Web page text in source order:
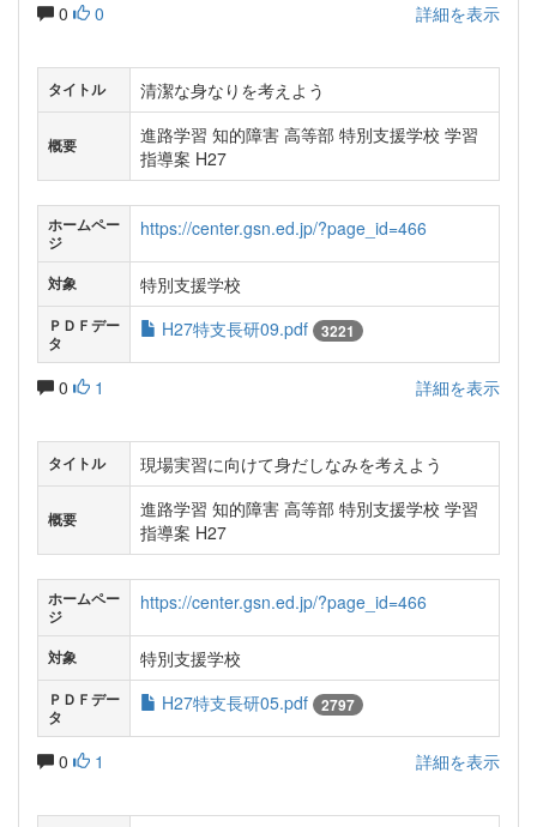
0 0 詳細を表示
タイトル 清潔な身なりを考えよう
概要
進路学習 知的障害 高等部 特別支援学校 学習
指導案 H27
ホームペー
ジ
https://center.gsn.ed.jp/?page_id=466
対象 特別支援学校
ＰＤＦデー
タ
H27特支長研09.pdf 3221
0 1 詳細を表示
タイトル 現場実習に向けて身だしなみを考えよう
概要
進路学習 知的障害 高等部 特別支援学校 学習
指導案 H27
ホームペー
ジ
https://center.gsn.ed.jp/?page_id=466
対象 特別支援学校
ＰＤＦデー
タ
H27特支長研05.pdf 2797
0 1 詳細を表示